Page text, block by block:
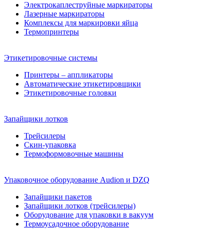
Электрокаплеструйные маркираторы
Лазерные маркираторы
Комплексы для маркировки яйца
Термопринтеры
Этикетировочные системы
Принтеры – аппликаторы
Автоматические этикетировщики
Этикетировочные головки
Запайщики лотков
Трейсилеры
Скин-упаковка
Термоформовочные машины
Упаковочное оборудование Audion и DZQ
Запайщики пакетов
Запайщики лотков (трейсилеры)
Оборудование для упаковки в вакуум
Термоусадочное оборудование